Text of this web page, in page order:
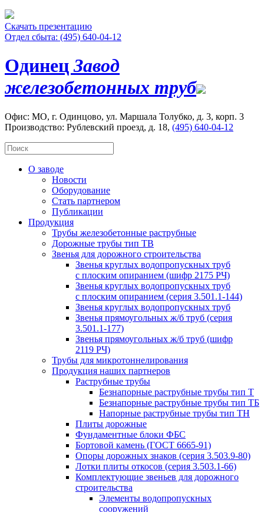
Скачать презентацию
Отдел сбыта: (495) 640-04-12
ОдинецЗавод
железобетонных труб
Офис: МО, г. Одинцово, ул. Маршала Толубко, д. 3, корп. 3
Производство: Рублевский проезд, д. 18, (495) 640-04-12
О заводе
Новости
Оборудование
Стать партнером
Публикации
Продукция
Трубы железобетонные раструбные
Дорожные трубы тип ТВ
Звенья для дорожного строительства
Звенья круглых водопропускных труб
с плоским опиранием (шифр 2175 РЧ)
Звенья круглых водопропускных труб
с плоским опиранием (серия 3.501.1-144)
Звенья круглых водопропускных труб
Звенья прямоугольных ж/б труб (cерия
3.501.1-177)
Звенья прямоугольных ж/б труб (шифр
2119 РЧ)
Трубы для микротоннелирования
Продукция наших партнеров
Раструбные трубы
Безнапорные раструбные трубы тип Т
Безнапорные раструбные трубы тип ТБ
Напорные раструбные трубы тип ТН
Плиты дорожные
Фундаментные блоки ФБС
Бортовой камень (ГОСТ 6665-91)
Опоры дорожных знаков (серия 3.503.9-80)
Лотки плиты откосов (серия 3.503.1-66)
Комплектующие звеньев для дорожного
строительства
Элементы водопропускных
сооружений